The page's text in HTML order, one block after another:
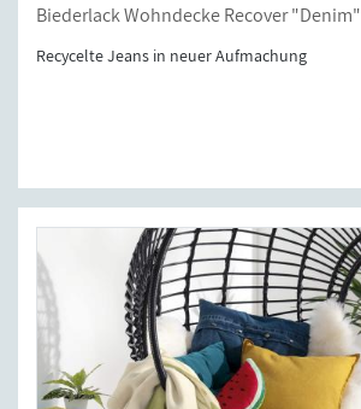
Biederlack Wohndecke Recover "Denim"
Recycelte Jeans in neuer Aufmachung